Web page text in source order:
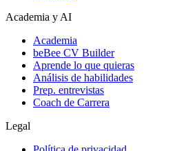
Academia y AI
Academia
beBee CV Builder
Aprende lo que quieras
Análisis de habilidades
Prep. entrevistas
Coach de Carrera
Legal